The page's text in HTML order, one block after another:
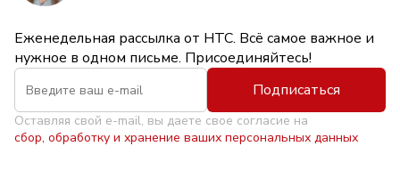
Еженедельная рассылка от НТС. Всё самое важное и
нужное в одном письме. Присоединяйтесь!
Подписаться
Оставляя свой e-mail, вы даете свое согласие на
сбор, обработку и хранение ваших персональных данных